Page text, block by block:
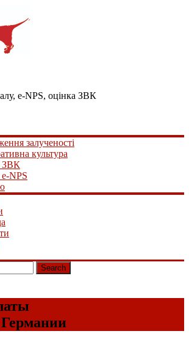
e-NPS, оцінка ЗВК
залученості
культура
ЗВК
NPS
Search